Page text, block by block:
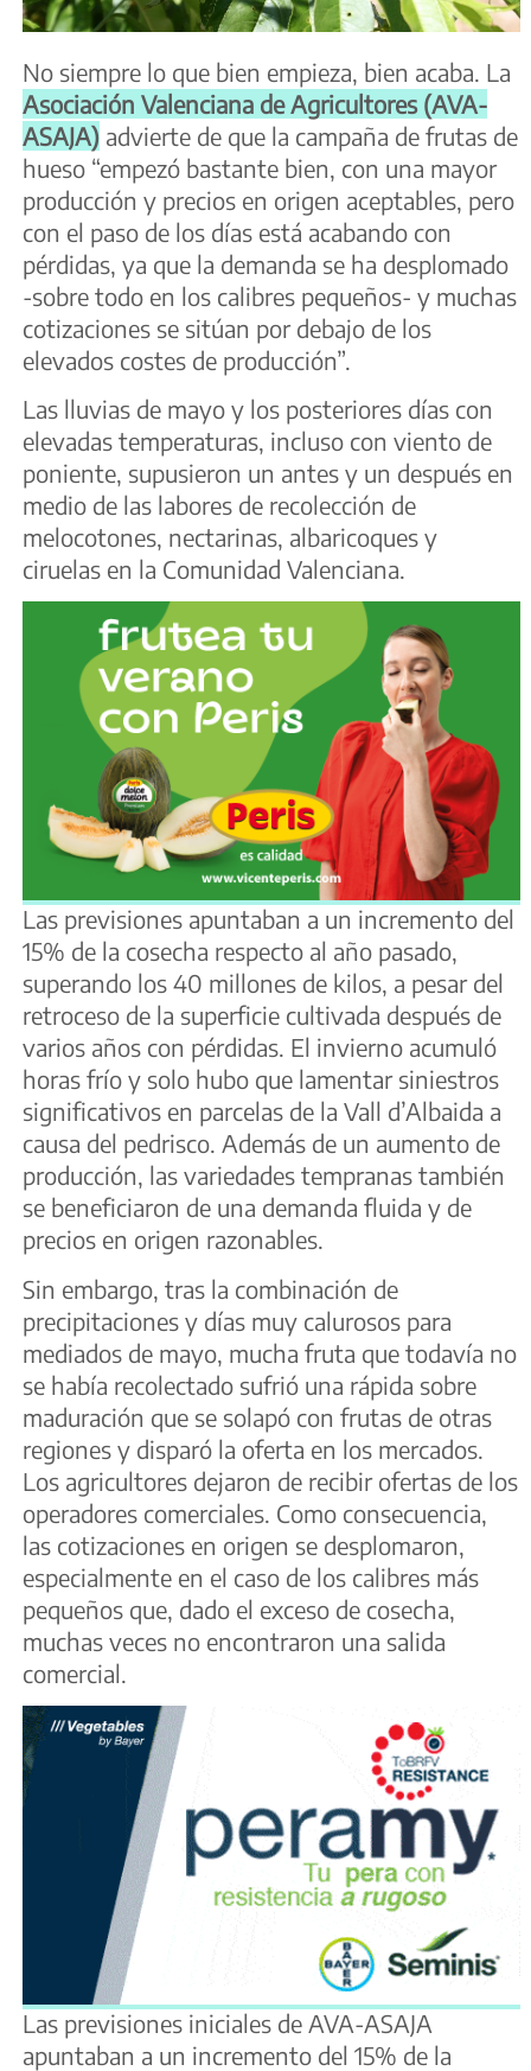
No siempre lo que bien empieza, bien acaba. La
Asociación Valenciana de Agricultores (AVA-
ASAJA) advierte de que la campaña de frutas de
hueso “empezó bastante bien, con una mayor
producción y precios en origen aceptables, pero
con el paso de los días está acabando con
pérdidas, ya que la demanda se ha desplomado
-sobre todo en los calibres pequeños- y muchas
cotizaciones se sitúan por debajo de los
elevados costes de producción”.
Las lluvias de mayo y los posteriores días con
elevadas temperaturas, incluso con viento de
poniente, supusieron un antes y un después en
medio de las labores de recolección de
melocotones, nectarinas, albaricoques y
ciruelas en la Comunidad Valenciana.
Las previsiones apuntaban a un incremento del
15% de la cosecha respecto al año pasado,
superando los 40 millones de kilos, a pesar del
retroceso de la superficie cultivada después de
varios años con pérdidas. El invierno acumuló
horas frío y solo hubo que lamentar siniestros
significativos en parcelas de la Vall d’Albaida a
causa del pedrisco. Además de un aumento de
producción, las variedades tempranas también
se beneficiaron de una demanda fluida y de
precios en origen razonables.
Sin embargo, tras la combinación de
precipitaciones y días muy calurosos para
mediados de mayo, mucha fruta que todavía no
se había recolectado sufrió una rápida sobre
maduración que se solapó con frutas de otras
regiones y disparó la oferta en los mercados.
Los agricultores dejaron de recibir ofertas de los
operadores comerciales. Como consecuencia,
las cotizaciones en origen se desplomaron,
especialmente en el caso de los calibres más
pequeños que, dado el exceso de cosecha,
muchas veces no encontraron una salida
comercial.
Las previsiones iniciales de AVA-ASAJA
apuntaban a un incremento del 15% de la